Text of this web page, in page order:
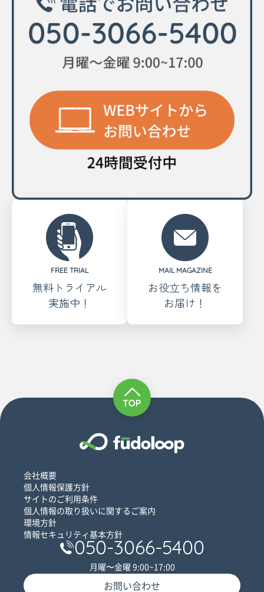
FREE TRIAL
無料トライアル
実施中！
MAIL MAGAZINE
お役立ち情報を
お届け！
会社概要
個人情報保護方針
サイトのご利用条件
個人情報の取り扱いに関するご案内
環境方針
情報セキュリティ基本方針
050-3066-5400
月曜〜金曜 9:00~17:00
お問い合わせ